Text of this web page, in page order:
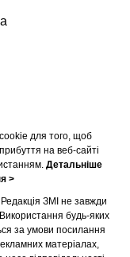
для того, щоб
на веб-сайті
Детальніше
>
ЗМІ не завжди
будь-яких
за умови посилання
матеріалах,